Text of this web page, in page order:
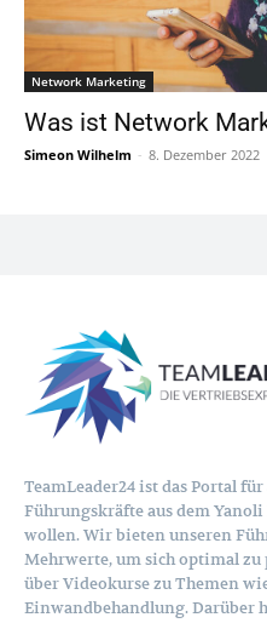
Network Marketing
Was ist Network
Simeon Wilhelm - 8. Dezember 2022
TeamLeader24 ist das Portal
Führungskräfte aus dem
wollen. Wir bieten unseren
Mehrwerte, um sich optimal
über Videokurse zu Themen
Einwandbehandlung. Darüber